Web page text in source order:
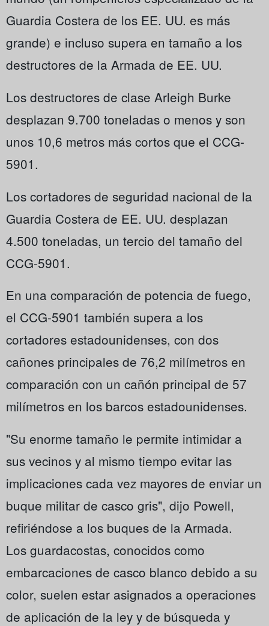
Guardia Costera de los EE. UU. es más
grande) e incluso supera en tamaño a los
destructores de la Armada de EE. UU.
Los destructores de clase Arleigh Burke
desplazan 9.700 toneladas o menos y son
unos 10,6 metros más cortos que el CCG-
5901.
Los cortadores de seguridad nacional de la
Guardia Costera de EE. UU. desplazan
4.500 toneladas, un tercio del tamaño del
CCG-5901.
En una comparación de potencia de fuego,
el CCG-5901 también supera a los
cortadores estadounidenses, con dos
cañones principales de 76,2 milímetros en
comparación con un cañón principal de 57
milímetros en los barcos estadounidenses.
"Su enorme tamaño le permite intimidar a
sus vecinos y al mismo tiempo evitar las
implicaciones cada vez mayores de enviar un
buque militar de casco gris", dijo Powell,
refiriéndose a los buques de la Armada.
Los guardacostas, conocidos como
embarcaciones de casco blanco debido a su
color, suelen estar asignados a operaciones
de aplicación de la ley y de búsqueda y